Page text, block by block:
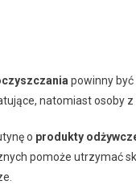
powinny być
natomiast osoby
o produkty
pomoże utrzymać